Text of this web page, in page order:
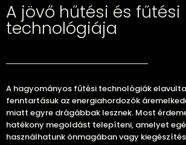
A jövő hűtési és fűtési
technológiája
A hagyományos fűtési technológiák
fenntartásuk az energiahordozók
miatt egyre drágábbak lesznek. Most
hatékony megoldást telepíteni, amelyet
használhatunk önmagában vagy